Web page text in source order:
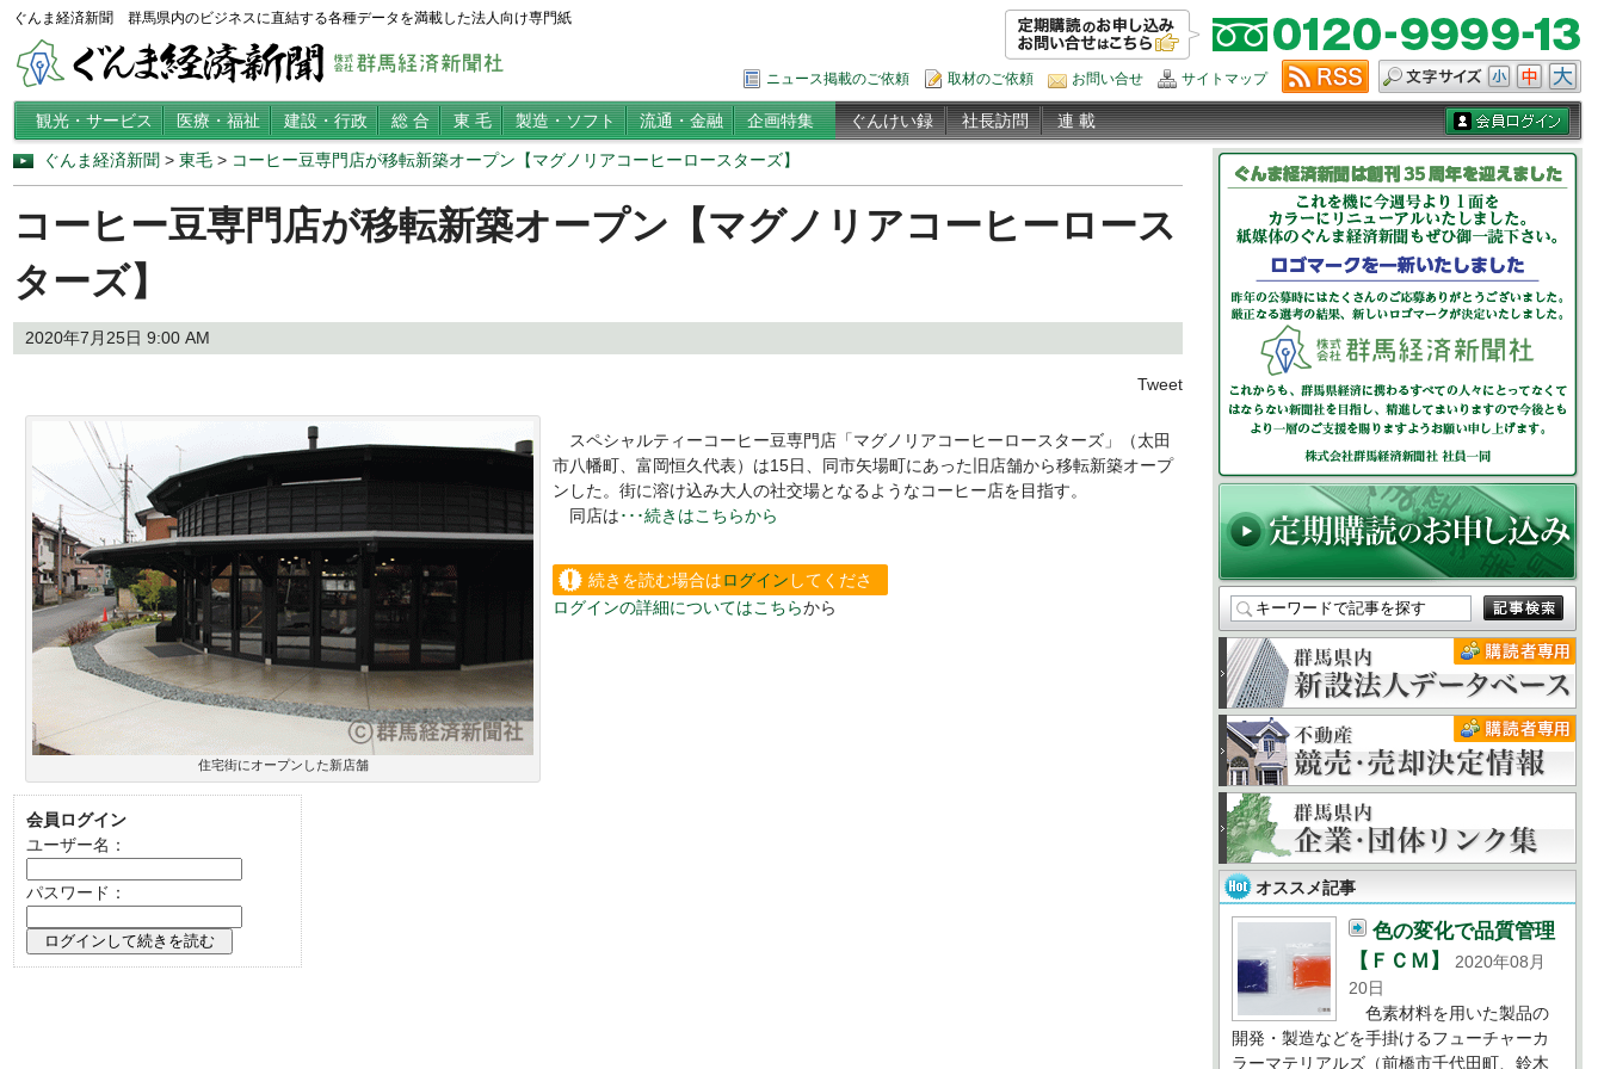
ぐんま経済新聞 群馬県内のビジネスに直結する各種データを満載した法人向け専門紙
ニュース掲載のご依頼 取材のご依頼 お問い合せ サイトマップ
観光・サービス 医療・福祉 建設・行政 総 合 東 毛 製造・ソフト 流通・金融 企画特集 ぐんけい録 社長訪問 連 載
ぐんま経済新聞 > 東毛 > コーヒー豆専門店が移転新築オープン【マグノリアコーヒーロースターズ】
コーヒー豆専門店が移転新築オープン【マグノリアコーヒーロース
ターズ】
2020年7月25日 9:00 AM
Tweet
住宅街にオープンした新店舗
スペシャルティーコーヒー豆専門店「マグノリアコーヒーロースターズ」（太田
市八幡町、富岡恒久代表）は15日、同市矢場町にあった旧店舗から移転新築オープ
ンした。街に溶け込み大人の社交場となるようなコーヒー店を目指す。
同店は･･･続きはこちらから
続きを読む場合はログイン してくださ
い。
ログインの詳細についてはこちらから
会員ログイン
ユーザー名：
パスワード： オススメ記事
色の変化で品質管理
【ＦＣＭ】
2020年08月
20日
色素材料を用いた製品の
開発・製造などを手掛けるフューチャーカ
ラーマテリアルズ（前橋市千代田町、鈴木